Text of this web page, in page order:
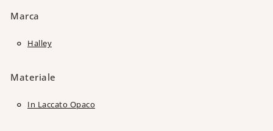
Marca
Halley
Materiale
In Laccato Opaco